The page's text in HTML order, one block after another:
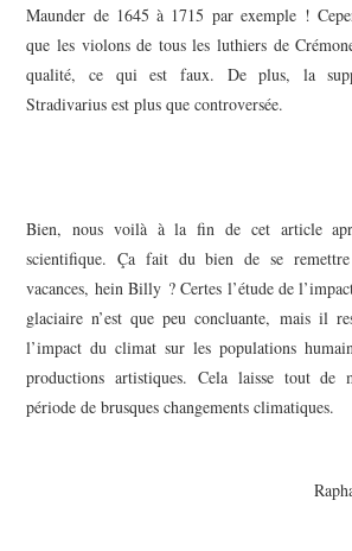
Maunder de 1645 à 1715 par exemple !
que les violons de tous les luthiers de
qualité, ce qui est faux. De plus, la
Stradivarius est plus que controversée.
Bien, nous voilà à la fin de cet article
scientifique. Ça fait du bien de se
vacances, hein Billy ? Certes l’étude de
glaciaire n’est que peu concluante, mais il
l’impact du climat sur les populations
productions artistiques. Cela laisse tout de
période de brusques changements climatiques.